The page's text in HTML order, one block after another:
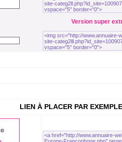
Version super
LIEN À PLACER PAR